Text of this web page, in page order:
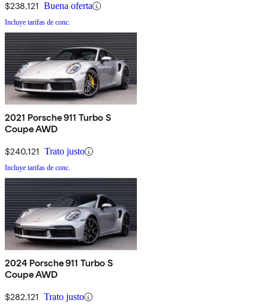
$238,121 Buena oferta
Incluye tarifas de conc.
2021 Porsche 911 Turbo S
Coupe AWD
$240,121 Trato justo
Incluye tarifas de conc.
2024 Porsche 911 Turbo S
Coupe AWD
$282,121 Trato justo